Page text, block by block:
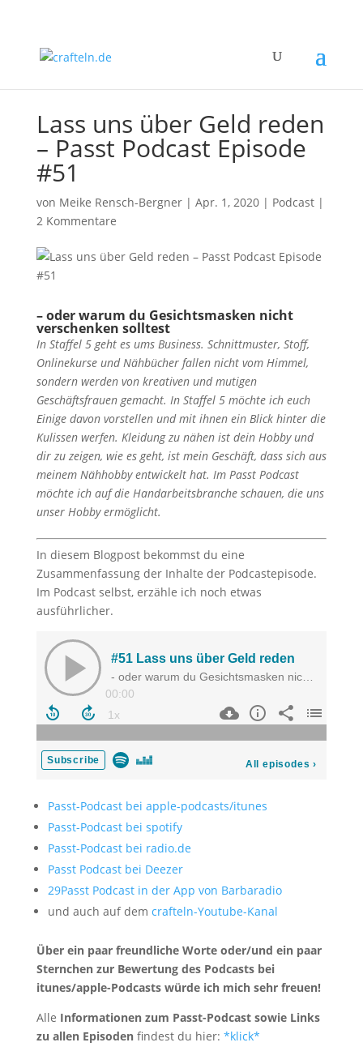
Lass uns über Geld reden
– Passt Podcast Episode
#51
von Meike Rensch-Bergner| Apr. 1, 2020| Podcast|
2 Kommentare
–oder warum du Gesichtsmasken nicht
verschenken solltest
In Staffel 5 geht es ums Business. Schnittmuster, Stoff,
Onlinekurse und Nähbücher fallen nicht vom Himmel,
sondern werden von kreativen und mutigen
Geschäftsfrauen gemacht. In Staffel 5 möchte ich euch
Einige davon vorstellen und mit ihnen ein Blick hinter die
Kulissen werfen. Kleidung zu nähen ist dein Hobby und
dir zu zeigen, wie es geht, ist mein Geschäft, dass sich aus
meinem Nähhobby entwickelt hat. Im Passt Podcast
möchte ich auf die Handarbeitsbranche schauen, die uns
unser Hobby ermöglicht.
In diesem Blogpost bekommst du eine
Zusammenfassung der Inhalte der Podcastepisode.
Im Podcast selbst, erzähle ich noch etwas
ausführlicher.
Passt-Podcast bei apple-podcasts/itunes
Passt-Podcast bei spotify
Passt-Podcast bei radio.de
Passt Podcast bei Deezer
29Passt Podcast in der App von Barbaradio
und auch auf dem crafteln-Youtube-Kanal
Über ein paar freundliche Worte oder/und ein paar
Sternchen zur Bewertung des Podcasts bei
itunes/apple-Podcasts würde ich mich sehr freuen!
Alle Informationen zum Passt-Podcast sowie Links
zu allen Episodenfindest du hier: *klick*